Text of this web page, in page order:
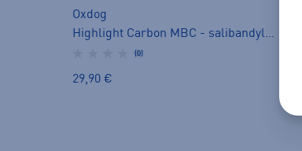
Oxdog
Highlight Carbon MBC - salibandylapa
(0)
29,90 €